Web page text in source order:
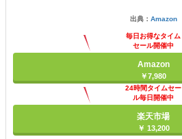
出典： Amazon
毎日お得なタイム
セール開催中
Amazon
￥7,980
24時間タイムセー
ル毎日開催中
楽天市場
￥ 13,200